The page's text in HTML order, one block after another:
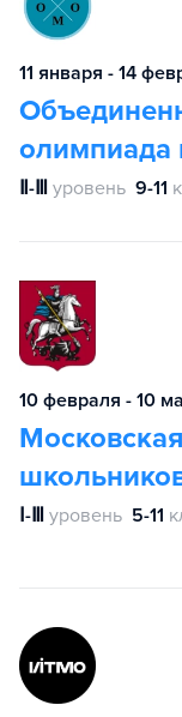
11 января - 14
олимпиада
Ⅱ-Ⅲ уровень 9-11
10 февраля - 10
Ⅰ-Ⅲ уровень 5-11